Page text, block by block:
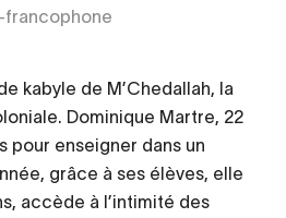
francophone
kabyle de M’Chedallah, la
Dominique Martre, 22
pour enseigner dans un
grâce à ses élèves, elle
accède à l’intimité des